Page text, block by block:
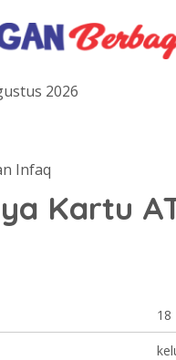
2026
Infaq
Kartu
18